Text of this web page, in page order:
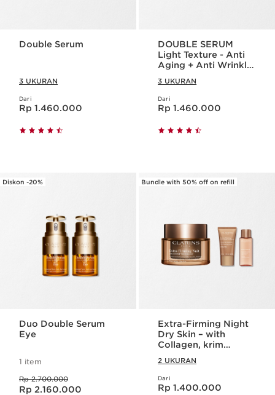
Double Serum
3 UKURAN
Dari
Harga sekarang Rp 1.460.000
Rp 1.460.000
DOUBLE SERUM
Light Texture - Anti
Aging + Anti Wrinkle
3 UKURAN
Dari
Harga sekarang Rp 1.460.000
Rp 1.460.000
Diskon -20%
Duo Double Serum
Eye
1 item
Rp 2.700.000
Harga sekarang Rp 2.160.000
Rp 2.160.000
Bundle with 50% off on refill
Extra-Firming Night
Dry Skin – with
Collagen, krim
moisturizer kolagen
2 UKURAN
Dari
Harga sekarang Rp 1.400.000
Rp 1.400.000